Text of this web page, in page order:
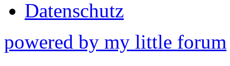
Datenschutz
powered by my little forum